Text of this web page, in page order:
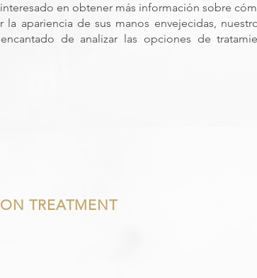
interesado en obtener más información sobre
la apariencia de sus manos envejecidas,
de analizar las opciones de
TREATMENT